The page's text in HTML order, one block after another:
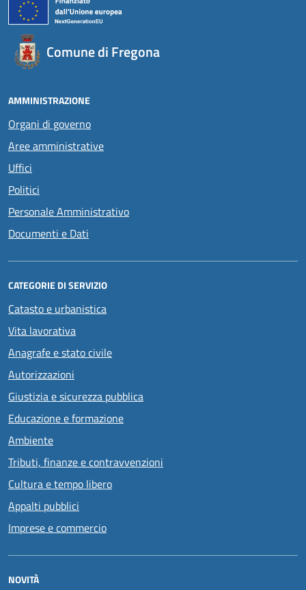
Comune di Fregona
AMMINISTRAZIONE
Organi di governo
Aree amministrative
Uffici
Politici
Personale Amministrativo
Documenti e Dati
CATEGORIE DI SERVIZIO
Catasto e urbanistica
Vita lavorativa
Anagrafe e stato civile
Autorizzazioni
Giustizia e sicurezza pubblica
Educazione e formazione
Ambiente
Tributi, finanze e contravvenzioni
Cultura e tempo libero
Appalti pubblici
Imprese e commercio
NOVITÀ